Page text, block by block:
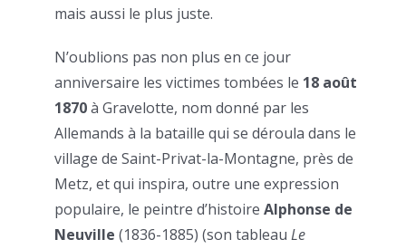
mais aussi le plus juste.
N’oublions pas non plus en ce jour
anniversaire les victimes tombées le 18 août
1870à Gravelotte, nom donné par les
Allemands à la bataille qui se déroula dans le
village de Saint-Privat-la-Montagne, près de
Metz, et qui inspira, outre une expression
populaire, le peintre d’histoire Alphonse de
Neuville (1836-1885) (son tableau Le